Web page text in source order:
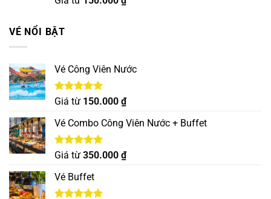
VÉ NỔI BẬT
Vé Công Viên Nước
Được xếp
5 sao
Giá từ 150.000 ₫
Vé Combo Công Viên Nước + Buffet
Được xếp
5 sao
Giá từ 350.000 ₫
Vé Buffet